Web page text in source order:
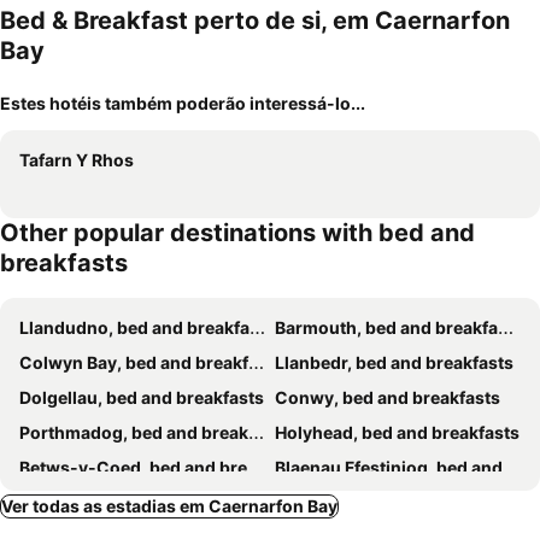
Bed & Breakfast perto de si, em Caernarfon
Bay
Estes hotéis também poderão interessá-lo...
Tafarn Y Rhos
Other popular destinations with bed and
breakfasts
Llandudno, bed and breakfasts
Barmouth, bed and breakfasts
Colwyn Bay, bed and breakfasts
Llanbedr, bed and breakfasts
Dolgellau, bed and breakfasts Conwy, bed and breakfasts
Porthmadog, bed and breakfasts
Holyhead, bed and breakfasts
Betws-y-Coed, bed and breakfasts
Blaenau Ffestiniog, bed and breakfasts
Llangefni, bed and breakfasts Llanberis, bed and breakfasts
Ver todas as estadias em Caernarfon Bay